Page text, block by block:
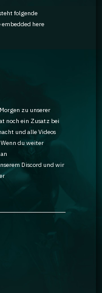
folgende
here
zu unserer
noch ein Zusatz bei
und alle Videos
du weiter
Discord und wir